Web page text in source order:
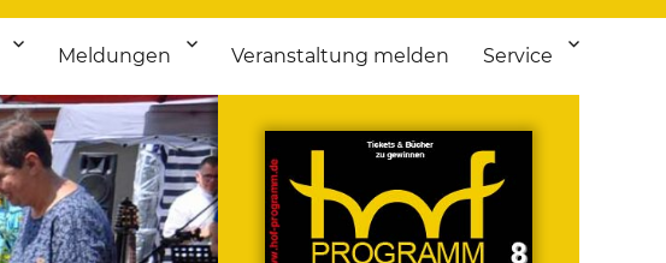
von Theater bis Flohmarkt.
Meldungen Veranstaltung melden Service